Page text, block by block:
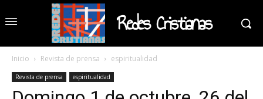
Redes Cristianas
Inicio Revista de prensa espiritualidad
Revista de prensa espiritualidad